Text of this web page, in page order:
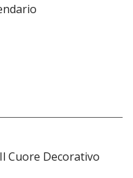
Cuore Decorativo